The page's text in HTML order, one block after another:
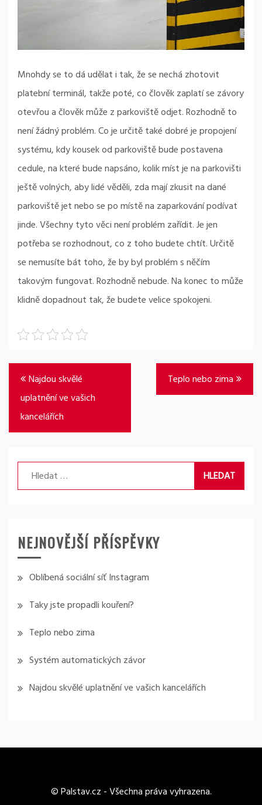
Mnohdy se to dá udělat i tak, že se nechá zhotovit
platební terminál, takže poté, co člověk zaplatí se závory
otevřou a člověk může z parkoviště odjet. Rozhodně to
není žádný problém. Co je určitě také dobré je propojení
systému, kdy kousek od parkoviště bude postavena
cedule, na které bude napsáno, kolik míst je na parkovišti
ještě volných, aby lidé věděli, zda mají zkusit na dané
parkoviště jet nebo se po místě na zaparkování podívat
jinde. Všechny tyto věci není problém zařídit. Je jen
potřeba se rozhodnout, co z toho budete chtít. Určitě
se nemusíte bát toho, že by byl problém s něčím
takovým fungovat. Rozhodně nebude. Na konec to může
klidně dopadnout tak, že budete velice spokojeni.
Navigace
pro
příspěvek
Najdou skvělé
uplatnění ve vašich
kancelářích
Teplo nebo zima
Vyhledávání
NEJNOVĚJŠÍ PŘÍSPĚVKY
Oblíbená sociální síť Instagram
Taky jste propadli kouření?
Teplo nebo zima
Systém automatických závor
Najdou skvělé uplatnění ve vašich kancelářích
© Palstav.cz - Všechna práva vyhrazena.